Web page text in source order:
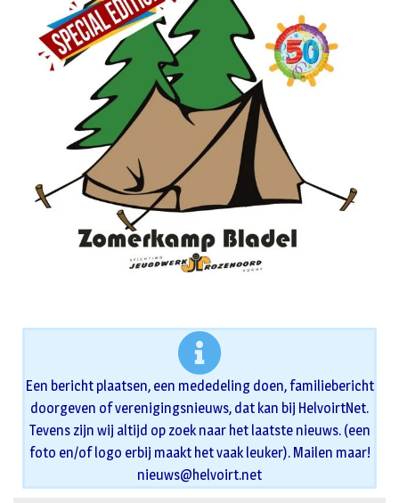
Een bericht plaatsen, een mededeling doen, familiebericht
doorgeven of verenigingsnieuws, dat kan bij HelvoirtNet.
Tevens zijn wij altijd op zoek naar het laatste nieuws. (een
foto en/of logo erbij maakt het vaak leuker). Mailen maar!
nieuws@helvoirt.net